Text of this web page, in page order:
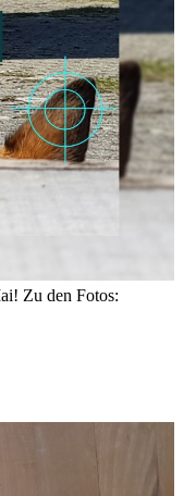
Zu den Fotos: